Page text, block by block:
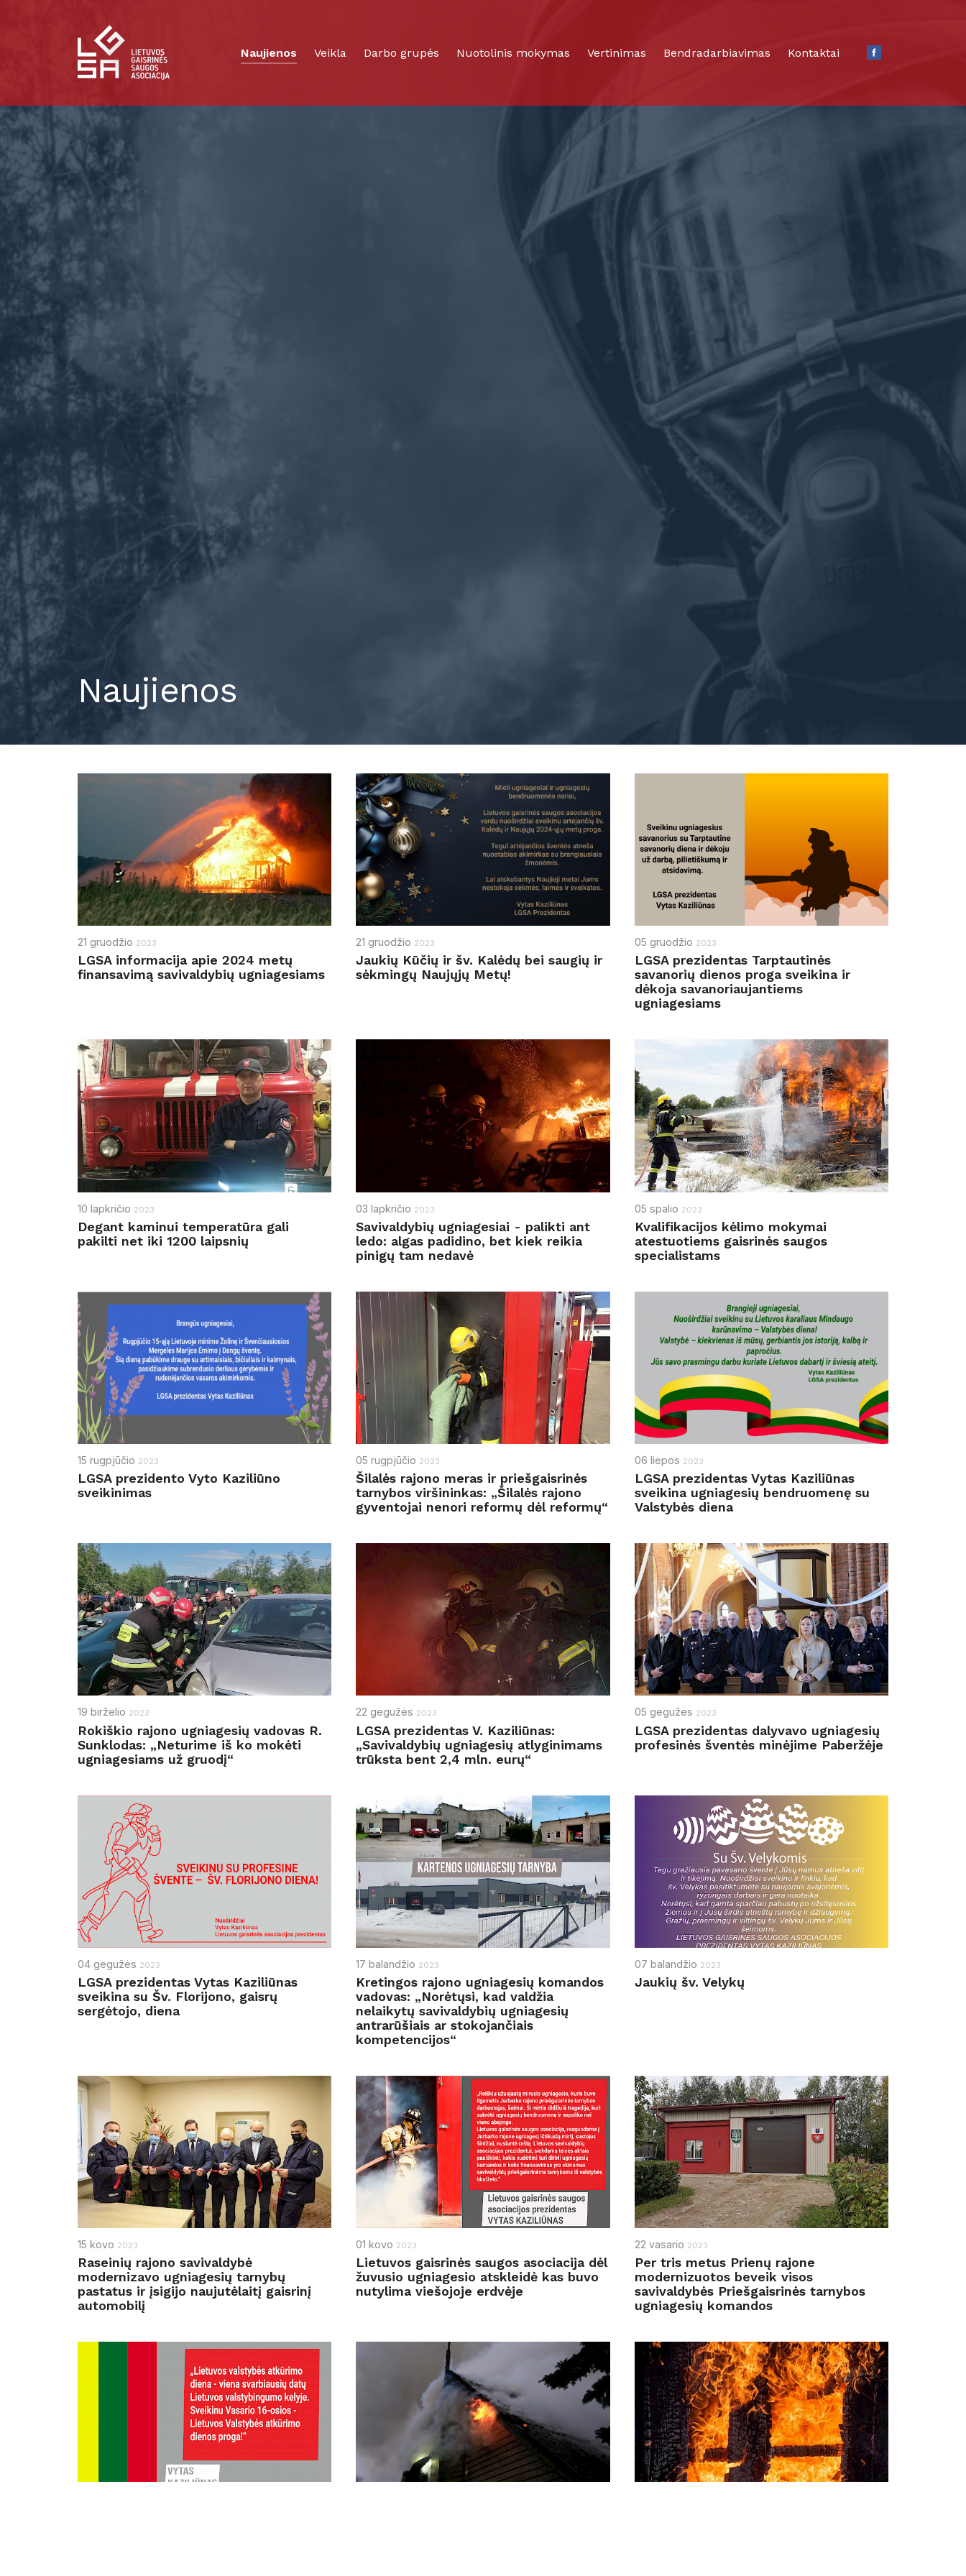
Naujienos Veikla Darbo grupės Nuotolinis mokymas Vertinimas Bendradarbiavimas Kontaktai
Naujienos
21 gruodžio 2023
LGSA informacija apie 2024 metų
finansavimą savivaldybių ugniagesiams
21 gruodžio 2023
Jaukių Kūčių ir šv. Kalėdų bei saugių ir
sėkmingų Naujųjų Metų!
05 gruodžio 2023
LGSA prezidentas Tarptautinės
savanorių dienos proga sveikina ir
dėkoja savanoriaujantiems
ugniagesiams
10 lapkričio 2023
Degant kaminui temperatūra gali
pakilti net iki 1200 laipsnių
03 lapkričio 2023
Savivaldybių ugniagesiai - palikti ant
ledo: algas padidino, bet kiek reikia
pinigų tam nedavė
05 spalio 2023
Kvalifikacijos kėlimo mokymai
atestuotiems gaisrinės saugos
specialistams
15 rugpjūčio 2023
LGSA prezidento Vyto Kaziliūno
sveikinimas
05 rugpjūčio 2023
Šilalės rajono meras ir priešgaisrinės
tarnybos viršininkas: „Šilalės rajono
gyventojai nenori reformų dėl reformų“
06 liepos 2023
LGSA prezidentas Vytas Kaziliūnas
sveikina ugniagesių bendruomenę su
Valstybės diena
19 birželio 2023
Rokiškio rajono ugniagesių vadovas R.
Sunklodas: „Neturime iš ko mokėti
ugniagesiams už gruodį“
22 gegužės 2023
LGSA prezidentas V. Kaziliūnas:
„Savivaldybių ugniagesių atlyginimams
trūksta bent 2,4 mln. eurų“
05 gegužės 2023
LGSA prezidentas dalyvavo ugniagesių
profesinės šventės minėjime Paberžėje
04gegužės 2023
LGSA prezidentas Vytas Kaziliūnas
sveikina su Šv. Florijono, gaisrų
sergėtojo, diena
17 balandžio 2023
Kretingos rajono ugniagesių komandos
vadovas: „Norėtųsi, kad valdžia
nelaikytų savivaldybių ugniagesių
antrarūšiais ar stokojančiais
kompetencijos“
07 balandžio 2023
Jaukių šv. Velykų
15 kovo 2023
Raseinių rajono savivaldybė
modernizavo ugniagesių tarnybų
pastatus ir įsigijo naujutėlaitį gaisrinį
automobilį
01 kovo 2023
Lietuvos gaisrinės saugos asociacija dėl
žuvusio ugniagesio atskleidė kas buvo
nutylima viešojoje erdvėje
22 vasario 2023
Per tris metus Prienų rajone
modernizuotos beveik visos
savivaldybės Priešgaisrinės tarnybos
ugniagesių komandos